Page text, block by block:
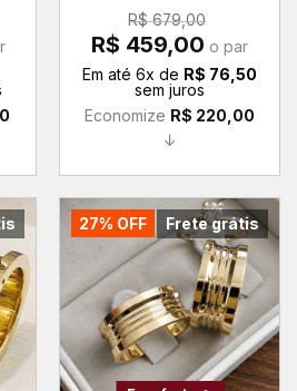
R$679,00
O
preço
era:
R$ 679,00.
R$ 459,00 preço
é:
o par
Em até 6x de R$ 76,50
sem juros
Economize R$ 220,00
↓
Frete grátis
27% OFF